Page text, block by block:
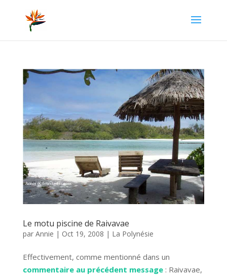
Le motu piscine de Raivavae
par Annie | Oct 19, 2008 | La Polynésie
Effectivement, comme mentionné dans un
commentaire au précédent message: Raivavae,